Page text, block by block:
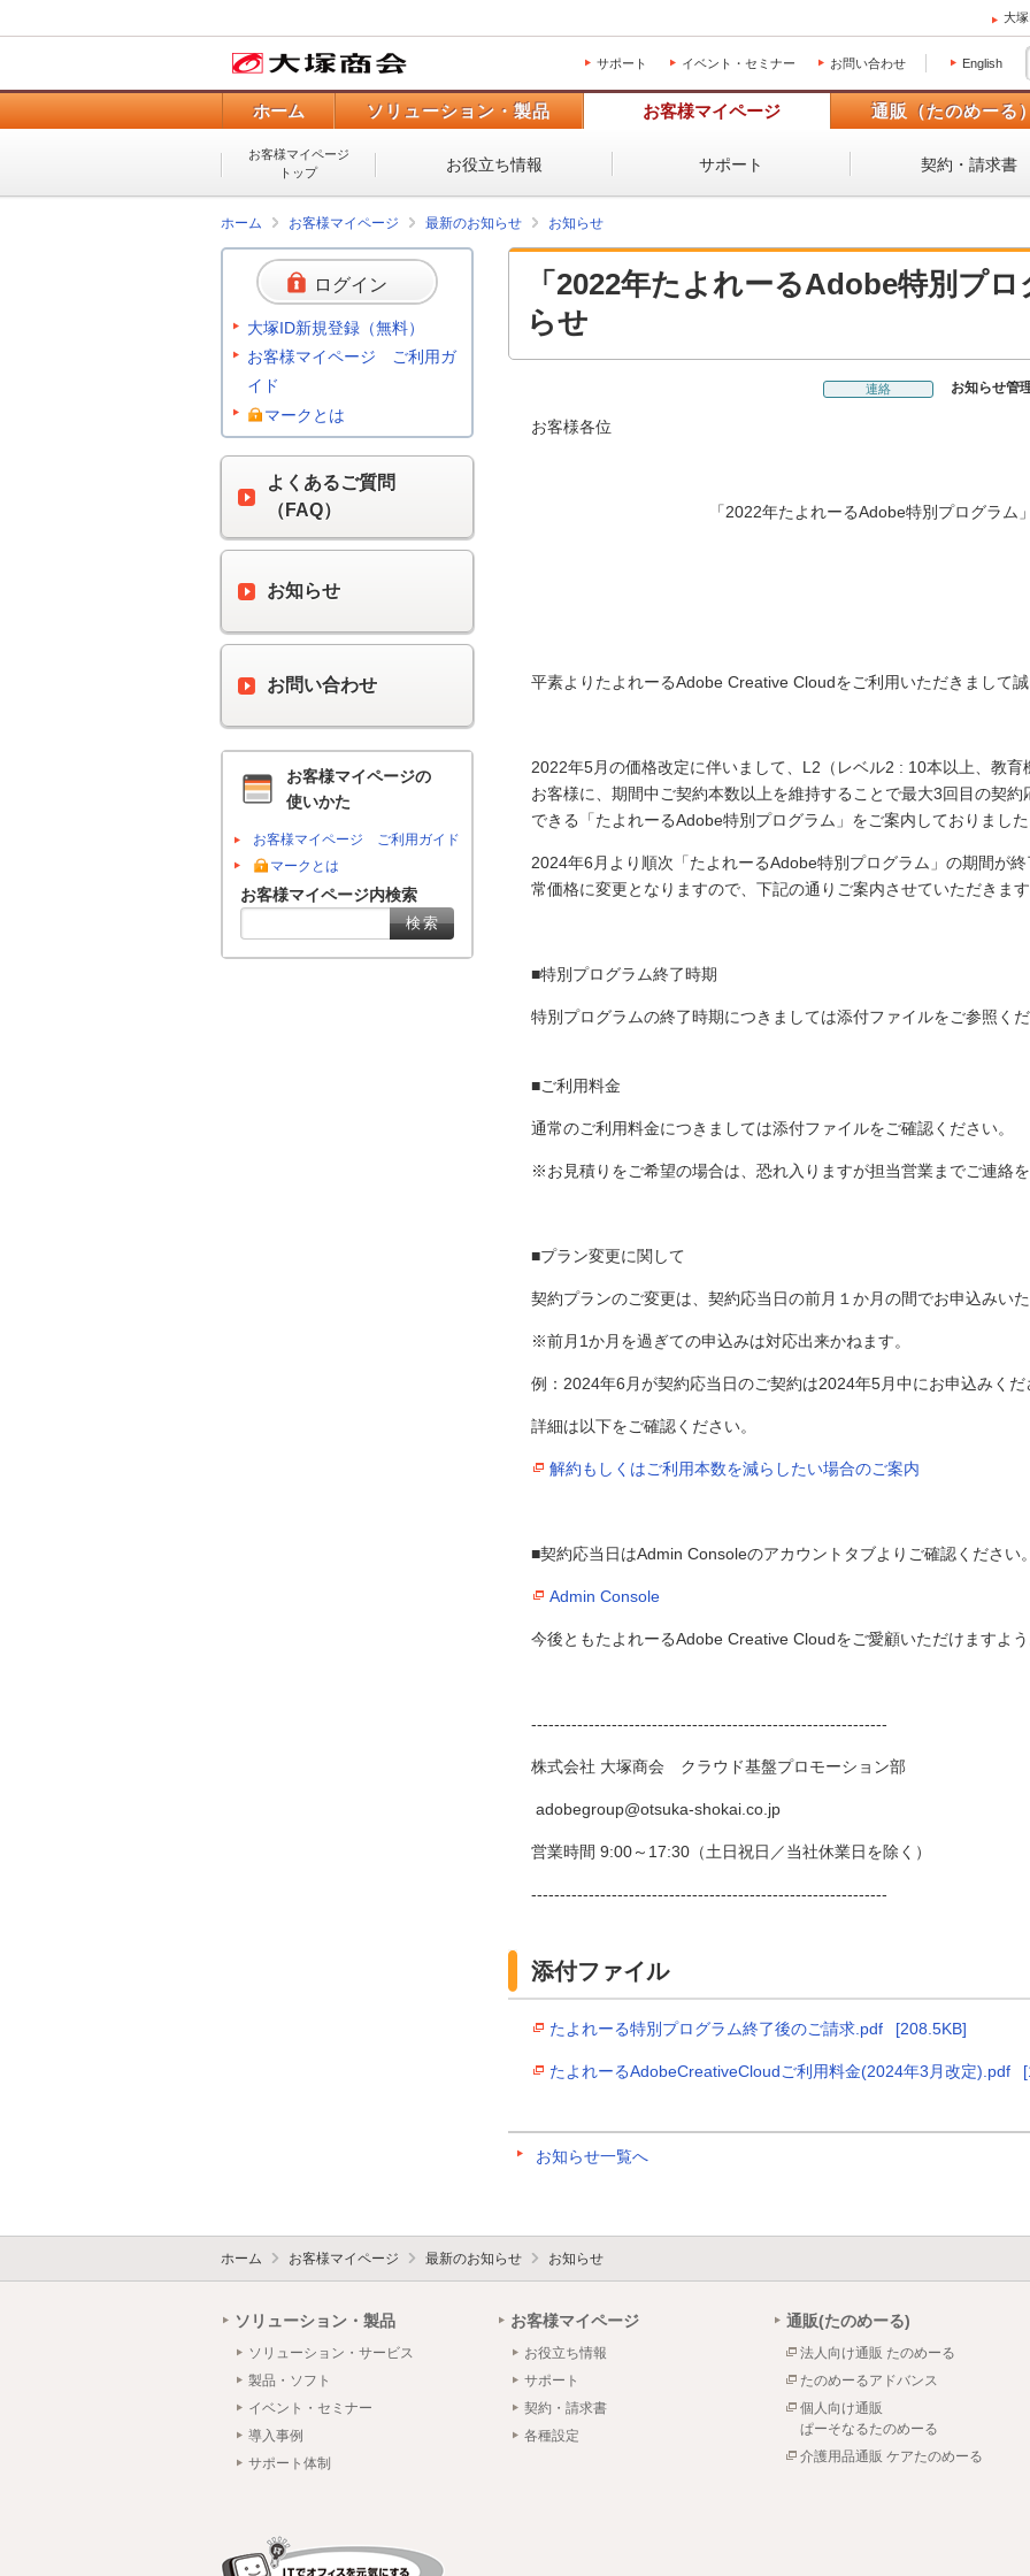
大
サポート イベント・セミナー お問い合わせ English
ホーム ソリューション・製品 お客様マイページ 通販（たのめーる）
お客様マイページ
トップ
お役立ち情報 サポート 契約・請求書
ホーム お客様マイページ 最新のお知らせ お知らせ
「2022年たよれーるAdobe特別プ
らせ
連絡 お知らせ管
お客様各位
「2022年たよれーるAdobe特別プログラム
平素よりたよれーるAdobe Creative Cloudをご利用いただきまして誠
2022年5月の価格改定に伴いまして、L2（レベル2 : 10本以上、教
お客様に、期間中ご契約本数以上を維持することで最大3回目の契
できる「たよれーるAdobe特別プログラム」をご案内しておりました
2024年6月より順次「たよれーるAdobe特別プログラム」の期間が
常価格に変更となりますので、下記の通りご案内させていただきます
■特別プログラム終了時期
特別プログラムの終了時期につきましては添付ファイルをご参照くだ
■ご利用料金
通常のご利用料金につきましては添付ファイルをご確認ください。
※お見積りをご希望の場合は、恐れ入りますが担当営業までご連絡を
■プラン変更に関して
契約プランのご変更は、契約応当日の前月１か月の間でお申込みいた
※前月1か月を過ぎての申込みは対応出来かねます。
例：2024年6月が契約応当日のご契約は2024年5月中にお申込みくだ
詳細は以下をご確認ください。
解約もしくはご利用本数を減らしたい場合のご案内
■契約応当日はAdmin Consoleのアカウントタブよりご確認ください。
Admin Console
今後ともたよれーるAdobe Creative Cloudをご愛顧いただけますよう
--------------------------------------------------------------
株式会社 大塚商会 クラウド基盤プロモーション部
adobegroup@otsuka-shokai.co.jp
営業時間 9:00～17:30（土日祝日／当社休業日を除く）
--------------------------------------------------------------
添付ファイル
たよれーる特別プログラム終了後のご請求.pdf [208.5KB]
たよれーるAdobeCreativeCloudご利用料金(2024年3月改定).pdf
お知らせ一覧へ
ログイン
大塚ID新規登録（無料）
お客様マイページ ご利用ガ
イド
マークとは
よくあるご質問
（FAQ）
お知らせ
お問い合わせ
お客様マイページの
使いかた
お客様マイページ ご利用ガイド
マークとは
お客様マイページ内検索
ホーム お客様マイページ 最新のお知らせ お知らせ
ソリューション・製品
ソリューション・サービス
製品・ソフト
イベント・セミナー
導入事例
サポート体制
お客様マイページ
お役立ち情報
サポート
契約・請求書
各種設定
通販(たのめーる)
法人向け通販 たのめーる
たのめーるアドバンス
個人向け通販
ぱーそなるたのめーる
介護用品通販 ケアたのめーる